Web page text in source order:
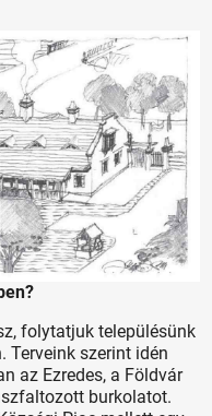
folytatjuk településünk
Terveink szerint idén
az Ezredes, a Földvár
burkolatot.